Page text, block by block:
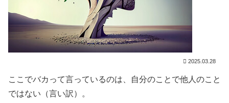
2025.03.28
ここでバカって言っているのは、自分のことで他人のこと
ではない（言い訳）。